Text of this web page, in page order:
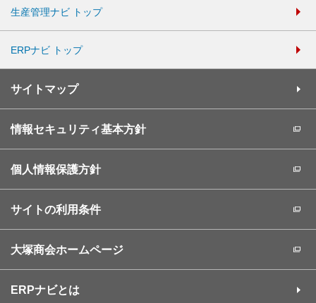
生産管理ナビ トップ
ERPナビ トップ
サイトマップ
情報セキュリティ基本方針
個人情報保護方針
サイトの利用条件
大塚商会ホームページ
ERPナビとは